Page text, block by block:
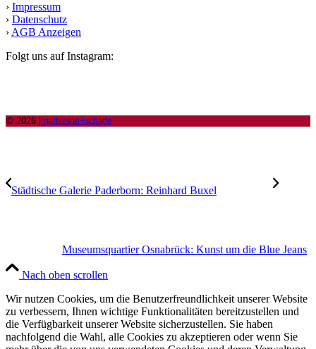
› Impressum
› Datenschutz
› AGB Anzeigen
Folgt uns auf Instagram:
© 2026 | patterson+schade
Städtische Galerie Paderborn: Reinhard Buxel
Museumsquartier Osnabrück: Kunst um die Blue Jeans
Nach oben scrollen
Wir nutzen Cookies, um die Benutzerfreundlichkeit unserer Website
zu verbessern, Ihnen wichtige Funktionalitäten bereitzustellen und
die Verfügbarkeit unserer Website sicherzustellen. Sie haben
nachfolgend die Wahl, alle Cookies zu akzeptieren oder wenn Sie